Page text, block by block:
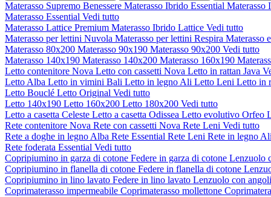
Materasso Supremo Benessere Materasso Ibrido Essential Materasso
Materasso Essential Vedi tutto
Materasso Lattice Premium Materasso Ibrido Lattice Vedi tutto
Materasso per lettini Nuvola Materasso per lettini Respira Materasso
Materasso 80x200 Materasso 90x190 Materasso 90x200 Vedi tutto
Materasso 140x190 Materasso 140x200 Materasso 160x190
Letto contenitore Nova Letto con cassetti Nova Letto in rattan Java
Letto Alba Letto in vimini Bali Letto in legno Ali Letto Leni Letto in
Letto Bouclé Letto Original Vedi tutto
Letto 140x190 Letto 160x200 Letto 180x200 Vedi tutto
Letto a casetta Celeste Letto a casetta Odissea Letto evolutivo Orfeo
Rete contenitore Nova Rete con cassetti Nova Rete Leni Vedi tutto
Rete a doghe in legno Alba Rete Essential Rete Leni Rete in legno Ali
Rete foderata Essential Vedi tutto
Copripiumino in garza di cotone Federe in garza di cotone Lenzuolo
Copripiumino in flanella di cotone Federe in flanella di cotone
Copripiumino in lino lavato Federe in lino lavato Lenzuolo con
Coprimaterasso impermeabile Coprimaterasso mollettone